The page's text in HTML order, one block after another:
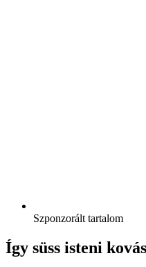
Szponzorált tartalom
Így süss isteni